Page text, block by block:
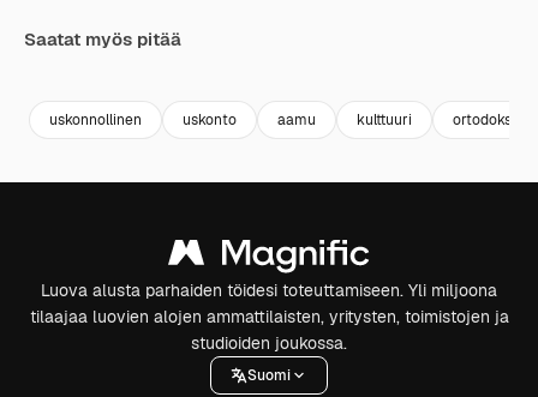
Saatat myös pitää
uskonnollinen uskonto aamu kulttuuri
Luova alusta parhaiden töidesi toteuttamiseen. Yli miljoona
tilaajaa luovien alojen ammattilaisten, yritysten, toimistojen ja
studioiden joukossa.
Suomi